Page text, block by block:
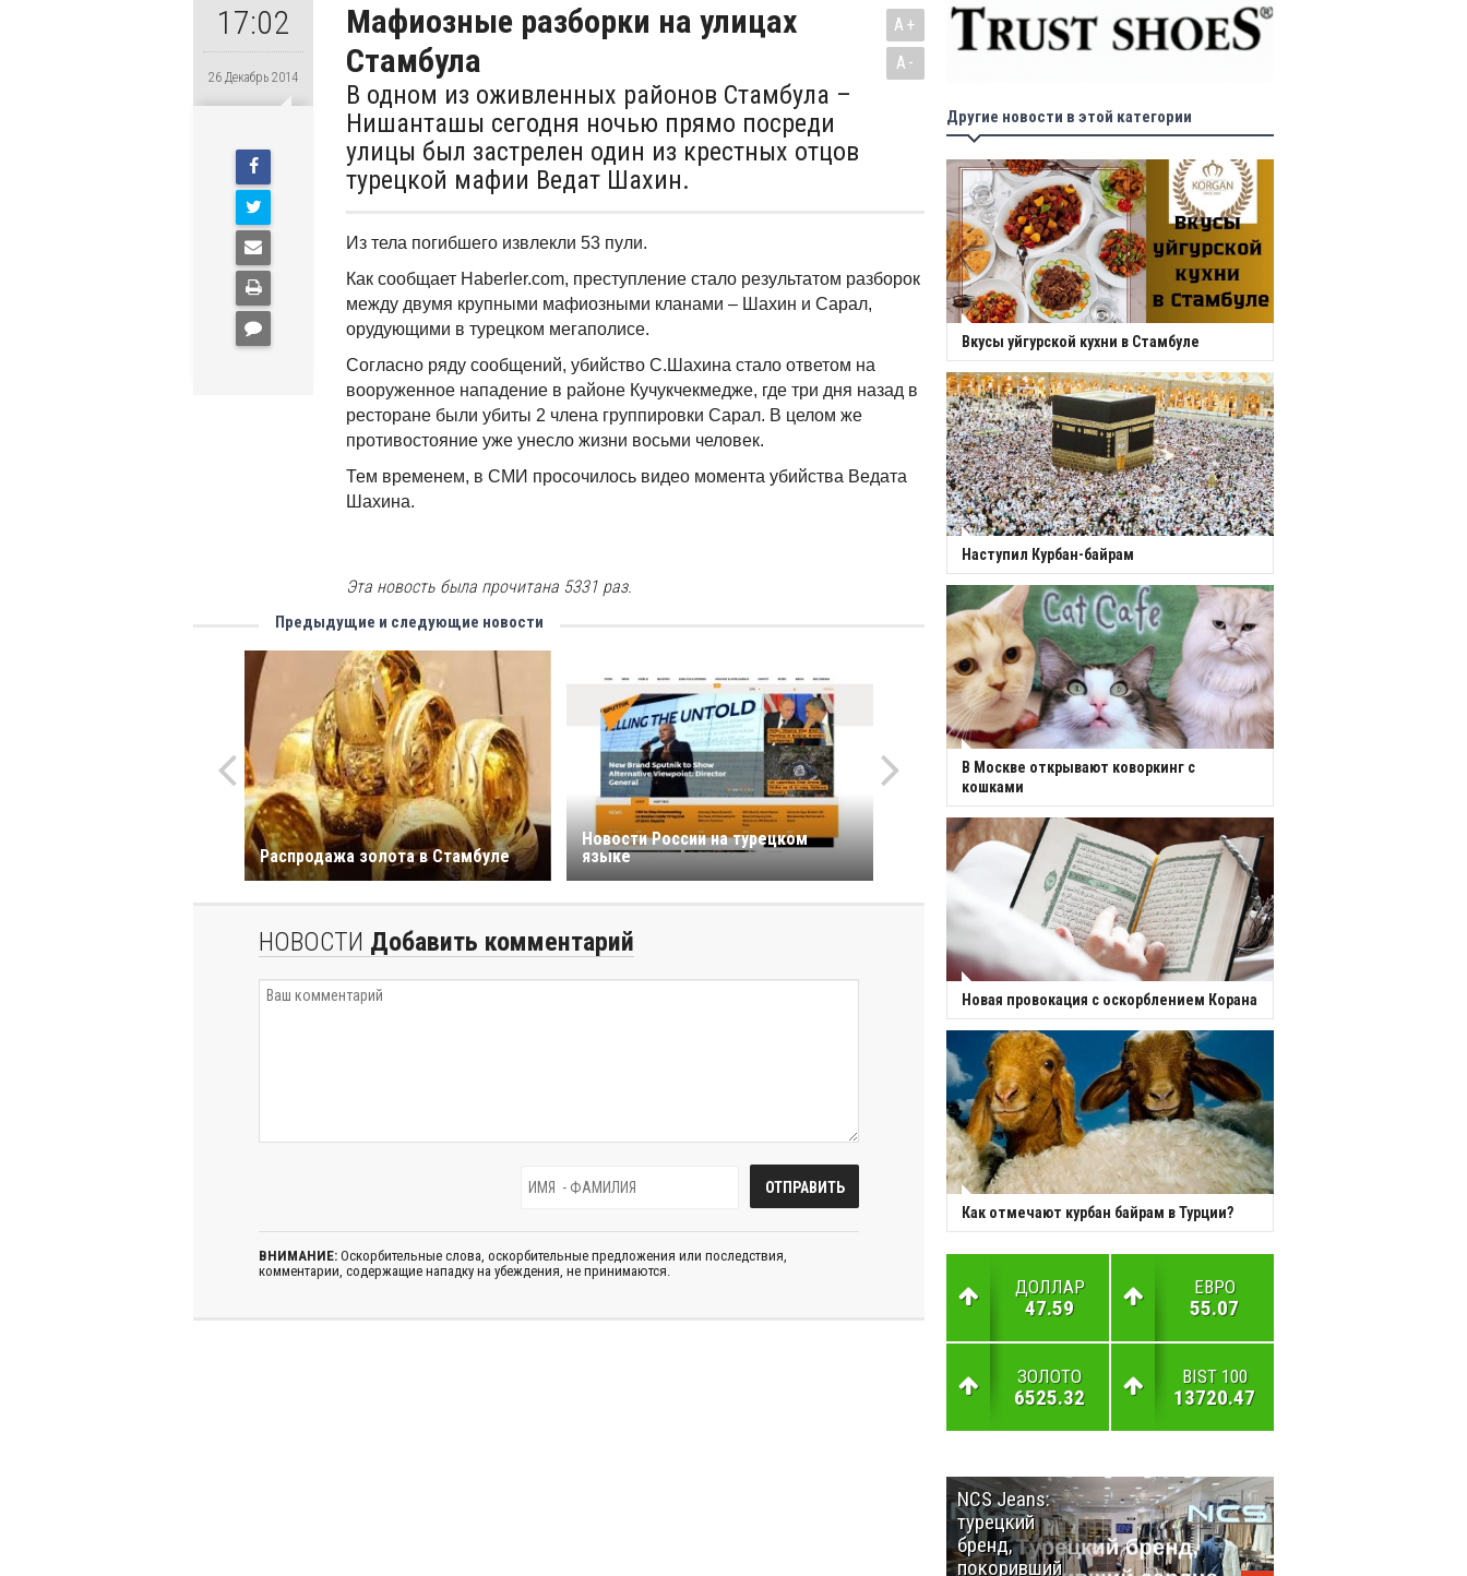
17:02
26 Декабрь 2014
Мафиозные разборки на улицах
Стамбула
В одном из оживленных районов Стамбула –
Нишанташы сегодня ночью прямо посреди
улицы был застрелен один из крестных отцов
турецкой мафии Ведат Шахин.
A+
A-
Из тела погибшего извлекли 53 пули.
Как сообщает Haberler.com, преступление стало результатом разборок
между двумя крупными мафиозными кланами – Шахин и Сарал,
орудующими в турецком мегаполисе.
Согласно ряду сообщений, убийство С.Шахина стало ответом на
вооруженное нападение в районе Кучукчекмедже, где три дня назад в
ресторане были убиты 2 члена группировки Сарал. В целом же
противостояние уже унесло жизни восьми человек.
Тем временем, в СМИ просочилось видео момента убийства Ведата
Шахина.
Эта новость была прочитана 5331 раз.
Предыдущие и следующие новости
Распродажа золота в Стамбуле
Новости России на турецком
языке
НОВОСТИ Добавить комментарий
ВНИМАНИЕ: Оскорбительные слова, оскорбительные предложения или последствия,
комментарии, содержащие нападку на убеждения, не принимаются.
Другие новости в этой категории
Вкусы уйгурской кухни в Стамбуле
Наступил Курбан-байрам
В Москве открывают коворкинг с
кошками
Новая провокация с оскорблением Корана
Как отмечают курбан байрам в Турции?
ДОЛЛАР
47.59
ЕВРО
55.07
ЗОЛОТО
6525.32
BIST 100
13720.47
NCS Jeans:
турецкий
бренд,
покоривший